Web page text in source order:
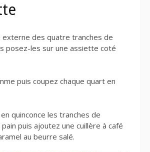
externe des quatre tranches de
posez-les sur une assiette coté
puis coupez chaque quart en
quinconce les tranches de
puis ajoutez une cuillère à café
au beurre salé.